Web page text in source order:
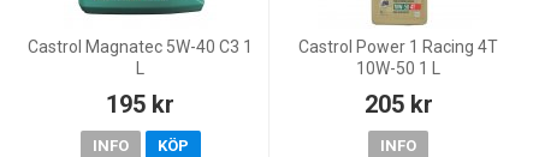
Castrol Magnatec 5W-40 C3 1
195 kr
INFO KÖP
Castrol Power 1 Racing 4T
10W-50 1 L
205 kr
INFO